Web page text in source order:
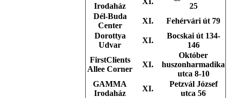
Irodaház
25
Dél-Buda
Center
XI.
Fehérvári út 79
Dorottya
Udvar
XI.
Bocskai út 134-
146
FirstClients
Allee Corner
XI.
Október
huszonharmadika
utca 8-10
GAMMA
Irodaház
XI.
Petzvál József
utca 56